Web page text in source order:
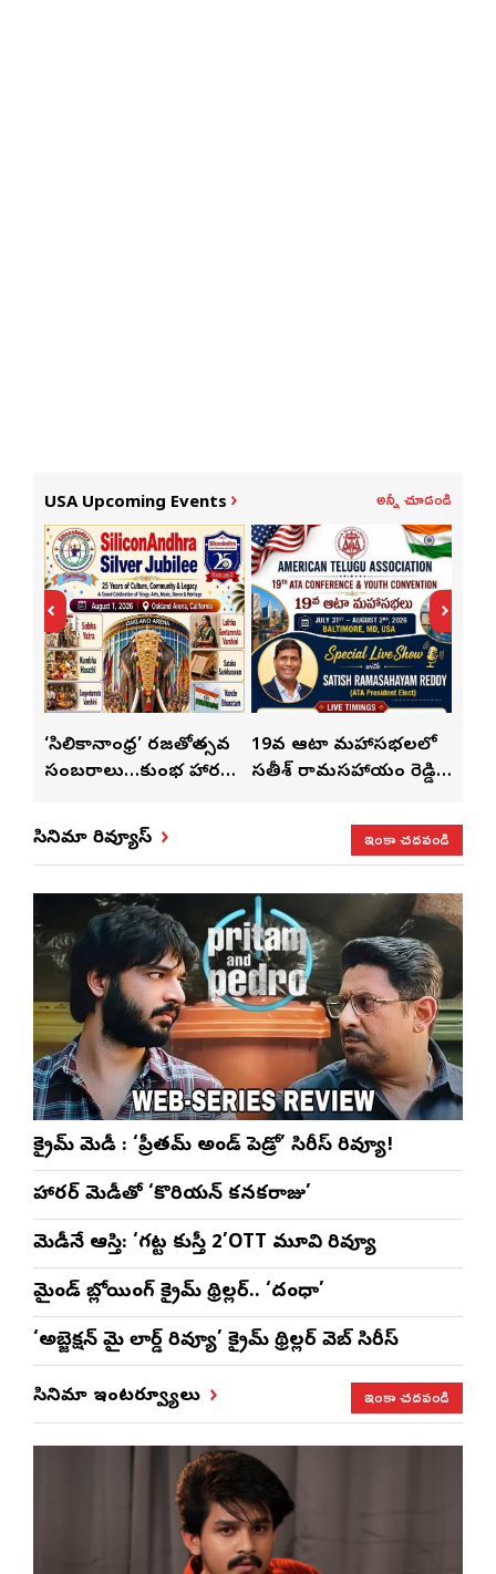
USA Upcoming Events అన్నీ చూడండి
‘సిలికానాంధ్ర’ రజతోత్సవ
సంబరాలు…కుంభ హారతి
19వ ఆటా మహాసభలలో
సతీశ్ రామసహాయం రెడ్డి
సినిమా రివ్యూస్
ఇంకా చదవండి
క్రైమ్ కామెడీ : ‘ప్రీతమ్ అండ్ పెడ్రో’ సిరీస్ రివ్యూ!
హారర్ కామెడీతో ‘కొరియన్ కనకరాజు’
కామెడీనే ఆస్తి: ‘గట్ట కుస్తీ 2’OTT మూవి రివ్యూ
మైండ్ బ్లోయింగ్ క్రైమ్ థ్రిల్లర్.. ‘దంధా’
‘అబ్జెక్ష‌న్ మై లార్డ్ రివ్యూ’ క్రైమ్ థ్రిల్ల‌ర్ వెబ్ సిరీస్
సినిమా ఇంటర్వ్యూలు ఇంకా చదవండి